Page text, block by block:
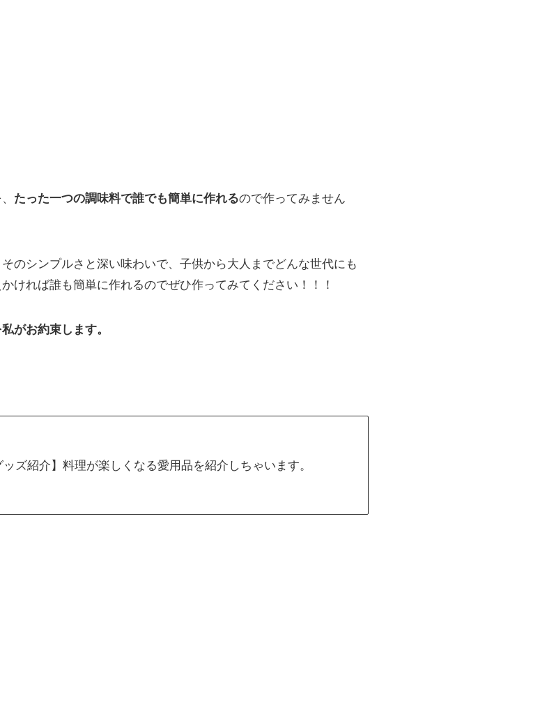
たった一つの調味料で誰でも簡単に作れるので作ってみません
のシンプルさと深い味わいで、子供から大人までどんな世代にも
ければ誰も簡単に作れるのでぜひ作ってみてください！！！
がお約束します。
ッズ紹介】料理が楽しくなる愛用品を紹介しちゃいます。